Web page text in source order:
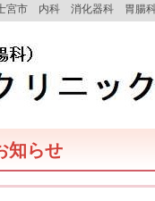
士宮市 内科 消化器科 胃
知らせ